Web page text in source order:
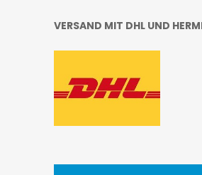
VERSAND MIT DHL UND